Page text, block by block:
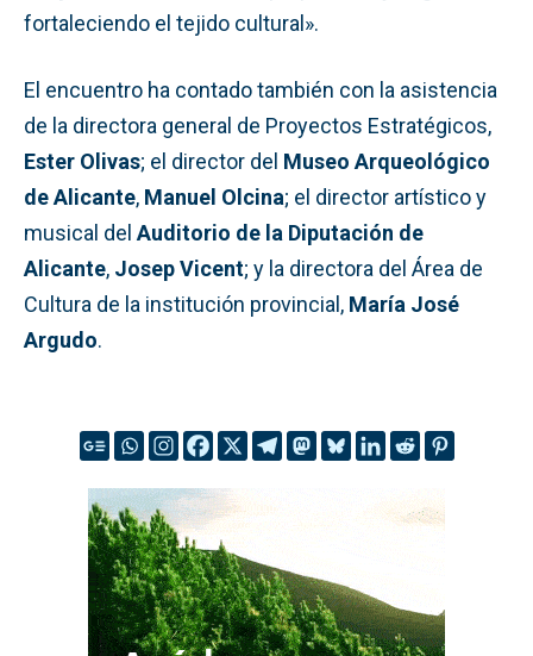
fortaleciendo el tejido cultural».
El encuentro ha contado también con la asistencia
de la directora general de Proyectos Estratégicos,
Ester Olivas; el director del Museo Arqueológico
de Alicante, Manuel Olcina; el director artístico y
musical del Auditorio de la Diputación de
Alicante, Josep Vicent; y la directora del Área de
Cultura de la institución provincial, María José
Argudo.